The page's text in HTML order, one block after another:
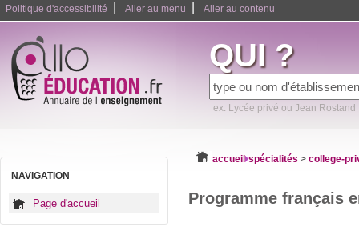
Politique d'accessibilité Aller au menu Aller au contenu
QUI ?
ex: Lycée privé ou Jean Rostand
NAVIGATION
Page d'accueil
accueil spécialités > college-
Programme français